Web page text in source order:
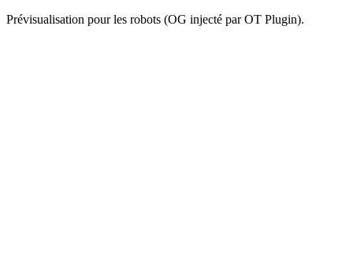
Prévisualisation pour les robots (OG injecté par OT Plugin).